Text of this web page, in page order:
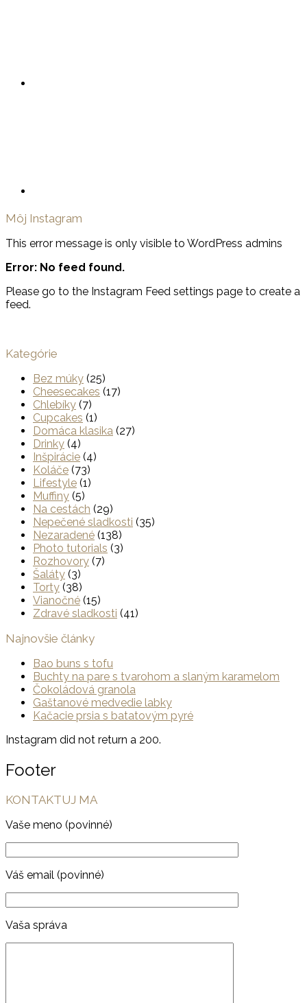
Môj Instagram
This error message is only visible to WordPress admins
Error: No feed found.
Please go to the Instagram Feed settings page to create a
feed.
Kategórie
Bez múky (25)
Cheesecakes (17)
Chlebíky (7)
Cupcakes (1)
Domáca klasika (27)
Drinky (4)
Inšpirácie (4)
Koláče (73)
Lifestyle (1)
Muffiny (5)
Na cestách (29)
Nepečené sladkosti (35)
Nezaradené (138)
Photo tutorials (3)
Rozhovory (7)
Šaláty (3)
Torty (38)
Vianočné (15)
Zdravé sladkosti (41)
Najnovšie články
Bao buns s tofu
Buchty na pare s tvarohom a slaným karamelom
Čokoládová granola
Gaštanové medvedie labky
Kačacie prsia s batatovým pyré
Instagram did not return a 200.
Footer
KONTAKTUJ MA
Vaše meno (povinné)
Váš email (povinné)
Vaša správa